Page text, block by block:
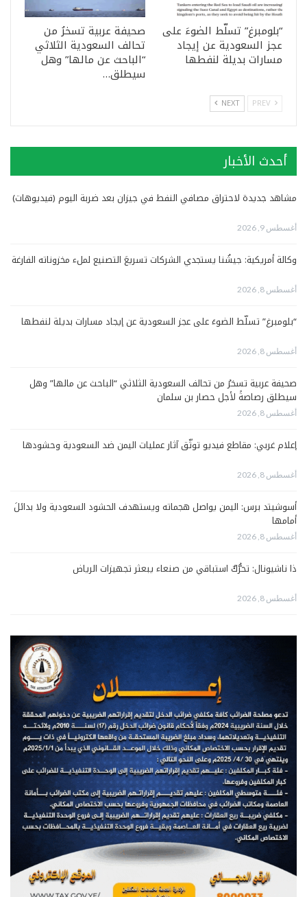
“بلومبرغ” تسلّط الضوءَ على
عجز السعودية عن إيجاد
مسارات بديلة لنفطها
صحيفة عربية تسخرُ من
تحالف السعودية الثلاثي
“الباحث عن مالها” وهل
سيطلق…
NEXT
أحدث الأخبار
مشاهد جديدة لاحتراق مصافي النفط في جيزان بعد ضربة اليوم (فيديوهات)
أغسطس 9, 2026
وكالة أمريكية: جيشُنا يستجدي الشركات تسريعَ التصنيع لملء مخزوناته الفارغة
أغسطس 8, 2026
“بلومبرغ” تسلّط الضوءَ على عجز السعودية عن إيجاد مسارات بديلة لنفطها
أغسطس 8, 2026
صحيفة عربية تسخرُ من تحالف السعودية الثلاثي “الباحث عن مالها” وهل
سيطلق رصاصةً لأجل حصار بن سلمان
أغسطس 8, 2026
إعلام غربي: مقاطع فيديو توثّق آثار عمليات اليمن ضد السعودية وحشودها
أغسطس 8, 2026
أسوشيتد برس: اليمن يواصل هجماته ويستهدف الحشود السعودية ولا بدائلَ
أمامها
أغسطس 8, 2026
ذا ناشيونال: تحرُّكٌ استباقي من صنعاء يبعثر تجهيزات الرياض
أغسطس 8, 2026